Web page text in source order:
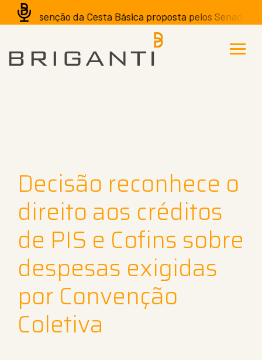
A isenção da Cesta Básica proposta pelos Senadores
Decisão reconhece o
direito aos créditos
de PIS e Cofins sobre
despesas exigidas
por Convenção
Coletiva